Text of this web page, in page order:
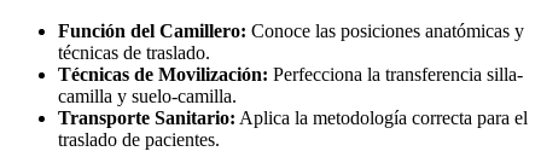
Función del Camillero: Conoce las posiciones anatómicas y
técnicas de traslado.
Técnicas de Movilización: Perfecciona la transferencia silla-
camilla y suelo-camilla.
Transporte Sanitario: Aplica la metodología correcta para el
traslado de pacientes.